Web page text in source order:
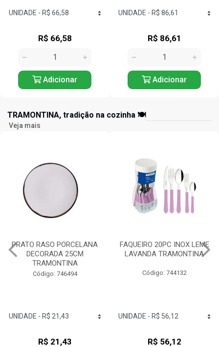
R$ 86,61
Adicionar
R$ 57,24
Adicionar
TRAMONTINA, tradição na cozinha 🍽️
Veja mais
PRATO RASO PORCELANA
DECORADA 25CM
TRAMONTINA
Código: 746494
R$ 21,43
FAQUEIRO 20PC INOX LEME
LAVANDA TRAMONTINA
Código: 744132
R$ 56,12